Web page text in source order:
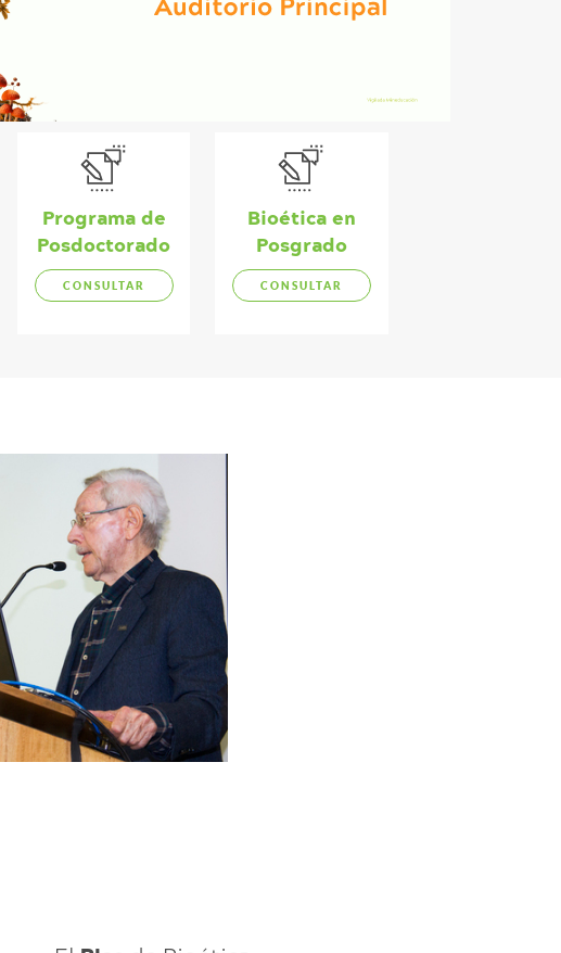
Programa de
Posdoctorado
CONSULTAR
Bioética en
Posgrado
CONSULTAR